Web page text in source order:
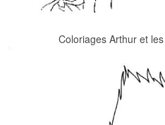
Coloriages Arthur et